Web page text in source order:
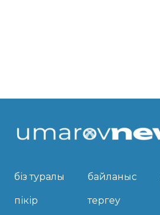
біз туралы байланыс
пікір тергеу